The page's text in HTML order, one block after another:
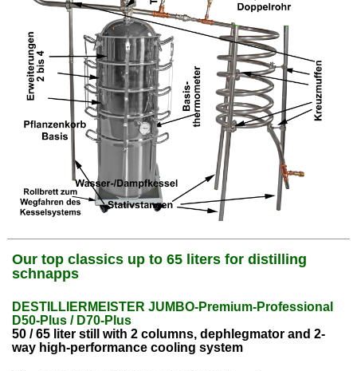
Our top classics up to 65 liters for distilling
schnapps
DESTILLIERMEISTER JUMBO-Premium-Professional
D50-Plus / D70-Plus
50 / 65 liter still with 2 columns, dephlegmator and 2-
way high-performance cooling system